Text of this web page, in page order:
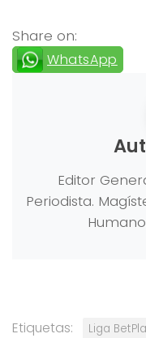
Share on:
WhatsApp
Editor
Periodista.
Etiquetas: Liga